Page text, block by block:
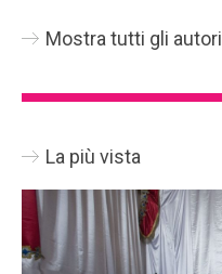
Mostra tutti gli autori
La più vista